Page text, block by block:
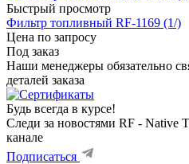
Быстрый просмотр
Фильтр топливный RF-1169 (1/)
Цена по запросу
Под заказ
Наши менеджеры обязательно
деталей заказа
Будь всегда в курсе!
Следи за новостями RF - Native
канале
Подписаться